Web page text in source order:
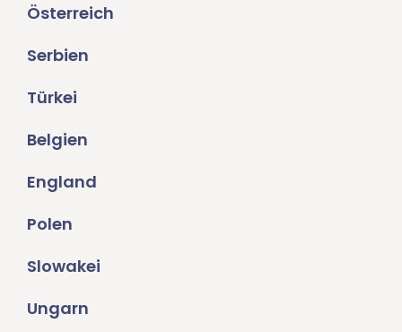
Österreich
Serbien
Türkei
Belgien
England
Polen
Slowakei
Ungarn